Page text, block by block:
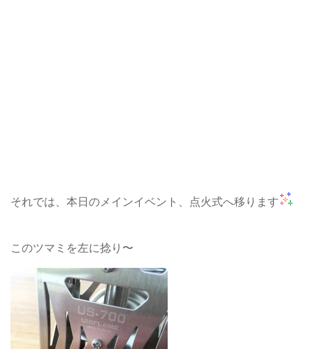
それでは、本日のメインイベント、点火式へ移ります
このツマミを左に捻り〜